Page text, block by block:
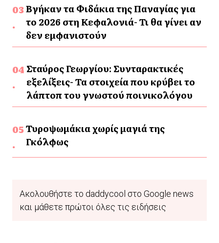
Βγήκαν τα Φιδάκια της Παναγίας για
το 2026 στη Κεφαλονιά- Τι θα γίνει αν
δεν εμφανιστούν
Σταύρος Γεωργίου: Συνταρακτικές
εξελίξεις- Τα στοιχεία που κρύβει το
λάπτοπ του γνωστού ποινικολόγου
Τυροψωμάκια χωρίς μαγιά της
Γκόλφως
Ακολουθήστε το daddycool στο Google news
και μάθετε πρώτοι όλες τις ειδήσεις